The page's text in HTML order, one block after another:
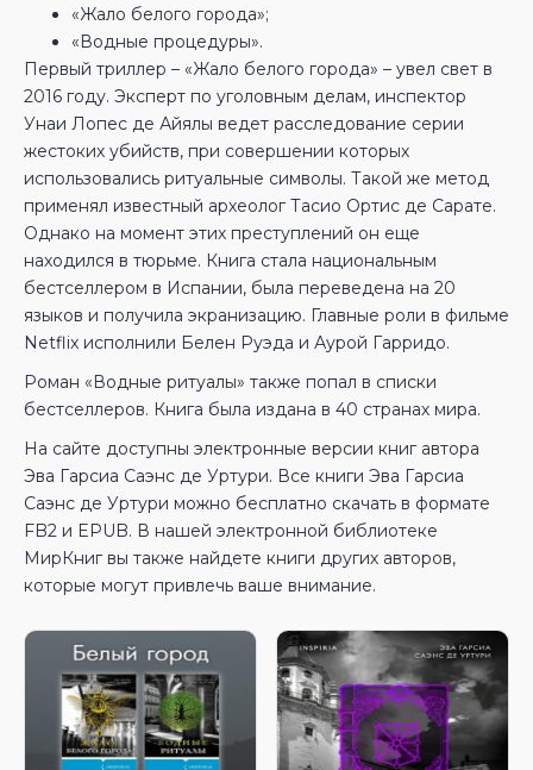
«Жало белого города»;
«Водные процедуры».
Первый триллер – «Жало белого города» – увел свет в
2016 году. Эксперт по уголовным делам, инспектор
Унаи Лопес де Айялы ведет расследование серии
жестоких убийств, при совершении которых
использовались ритуальные символы. Такой же метод
применял известный археолог Тасио Ортис де Сарате.
Однако на момент этих преступлений он еще
находился в тюрьме. Книга стала национальным
бестселлером в Испании, была переведена на 20
языков и получила экранизацию. Главные роли в фильме
Netflix исполнили Белен Руэда и Аурой Гарридо.
Роман «Водные ритуалы» также попал в списки
бестселлеров. Книга была издана в 40 странах мира.
На сайте доступны электронные версии книг автора
Эва Гарсиа Саэнс де Уртури. Все книги Эва Гарсиа
Саэнс де Уртури можно бесплатно скачать в формате
FB2 и EPUB. В нашей электронной библиотеке
МирКниг вы также найдете книги других авторов,
которые могут привлечь ваше внимание.